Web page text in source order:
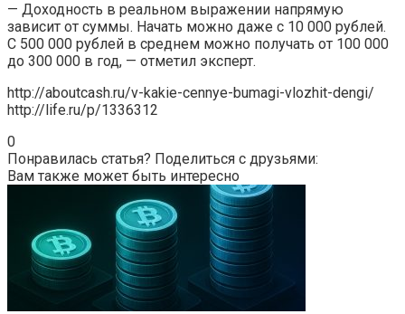
— Доходность в реальном выражении напрямую
зависит от суммы. Начать можно даже с 10 000 рублей.
С 500 000 рублей в среднем можно получать от 100 000
до 300 000 в год, — отметил эксперт.
http://aboutcash.ru/v-kakie-cennye-bumagi-vlozhit-dengi/
http://life.ru/p/1336312
0
Понравилась статья? Поделиться с друзьями:
Вам также может быть интересно